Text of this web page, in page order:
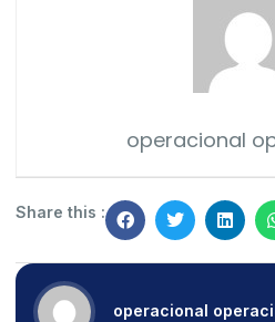
operacional
Share this :
operacional